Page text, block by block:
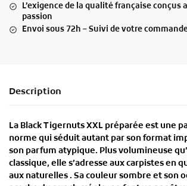
L’exigence de la qualité française conçus
passion
Envoi sous 72h – Suivi de votre
Description
La Black Tigernuts XXL préparée est une
norme qui séduit autant par sonformat
son parfum atypique. Plus volumineuse
classique, elle s’adresse aux carpistes en
aux naturelles . Sa couleur sombre et son